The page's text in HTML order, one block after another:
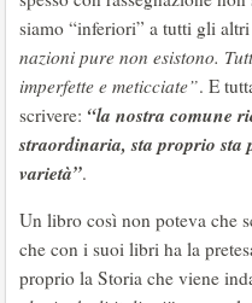
siamo “inferiori” a tutti gli
nazioni pure non esistono.
imperfette e meticciate”. E
scrivere: “la nostra comune
straordinaria, sta proprio
varietà”.
Un libro così non poteva che
che con i suoi libri ha la
proprio la Storia che viene